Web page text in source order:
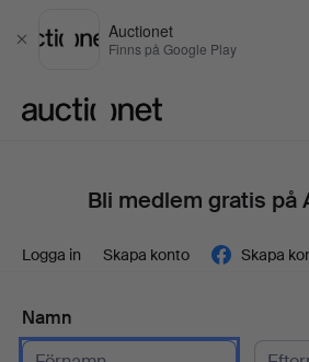
Stäng
Auctionet
Finns på Google Play
Bli medlem gratis på
Logga in Skapa konto Skapa
Namn